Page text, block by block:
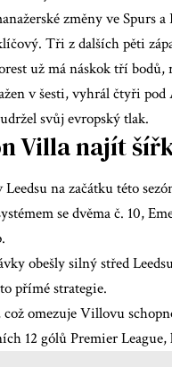
změny ve Spurs
Tři z dalších pěti
už má náskok tří bodů,
v šesti, vyhrál čtyři
svůj evropský tlak.
Villa najít
na začátku této
se dvěma č. 10,
obešly silný střed
přímé strategie.
omezuje Villovu
12 gólů Premier